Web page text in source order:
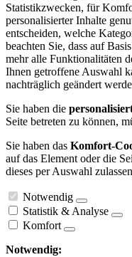
Statistikzwecken, für
personalisierter Inhalte
entscheiden, welche
beachten Sie, dass auf
mehr alle Funktionalitäten
Ihnen getroffene Auswahl
nachträglich geändert
Sie haben die
Seite betreten zu können,
Sie haben das Komfort-
auf das Element oder die
dieses per Auswahl
Notwendig
Statistik & Analyse
Komfort
Notwendig: